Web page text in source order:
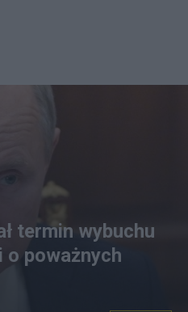
termin wybuchu
o poważnych